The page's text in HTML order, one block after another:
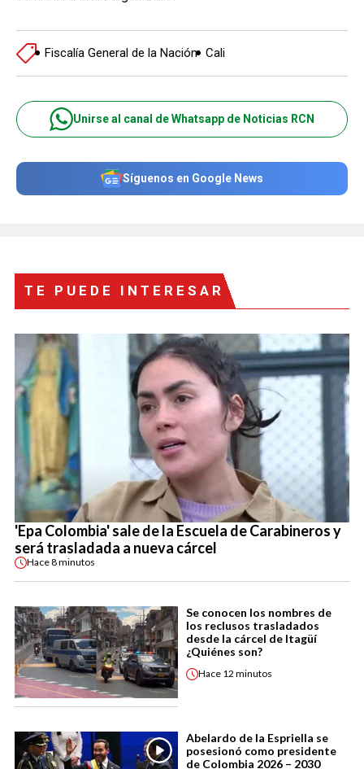
Fiscalía General de la Nación Cali
Unirse al canal de Whatsapp de Noticias RCN
Síguenos en Google News
TE PUEDE INTERESAR
'Epa Colombia' sale de la Escuela de Carabineros y
será trasladada a nueva cárcel
Hace8 minutos
Se conocen los nombres de
los reclusos trasladados
desde la cárcel de Itagüí
¿Quiénes son?
Hace 12 minutos
Abelardo de la Espriella se
posesionó como presidente
de Colombia 2026 – 2030